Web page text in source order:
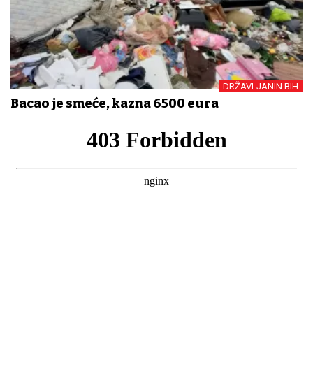
DRŽAVLJANIN BIH
Bacao je smeće, kazna 6500 eura